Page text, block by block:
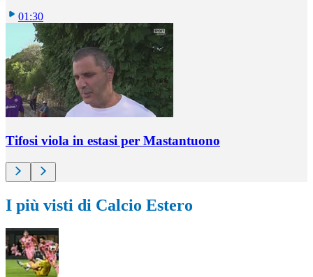
01:30
Tifosi viola in estasi per Mastantuono
I più visti di Calcio Estero